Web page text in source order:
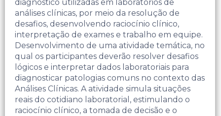
diagnóstico utilizadas em laboratórios de
análises clínicas, por meio da resolução de
desafios, desenvolvendo raciocínio clínico,
interpretação de exames e trabalho em equipe.
Desenvolvimento de uma atividade temática, no
qual os participantes deverão resolver desafios
lógicos e interpretar dados laboratoriais para
diagnosticar patologias comuns no contexto das
Análises Clínicas. A atividade simula situações
reais do cotidiano laboratorial, estimulando o
raciocínio clínico, a tomada de decisão e o